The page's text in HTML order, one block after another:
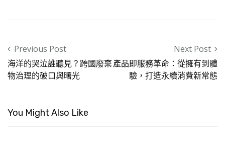
Post navigation
Previous Post
海洋的哭泣誰聽見？跨國廢棄
物治理的破口與曙光
Next Post
產品即服務革命：從擁有到體
驗，打造永續消費新常態
You Might Also Like